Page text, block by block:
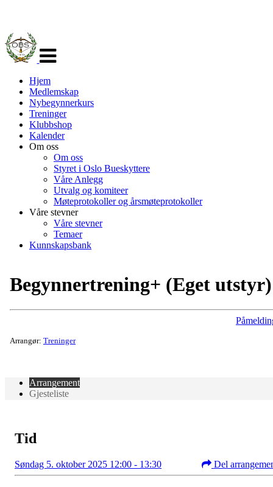
navigasjon
Hjem
Medlemskap
Nybegynnerkurs
Treninger
Klubbshop
Kalender
Om oss
Om oss
Styret i Oslo Bueskyttere
Våre Anlegg
Utvalg og komiteer
Møteprotokoller og årsmøteprotokoller
Våre stevner
Våre stevner
Temaer
Kunnskapsbank
Begynnertrening+ (Eget utstyr)
Arrangør: Treninger
Arrangement
Gjesteliste
Tid
Søndag 5. oktober 2025 12:00 - 13:30 Del